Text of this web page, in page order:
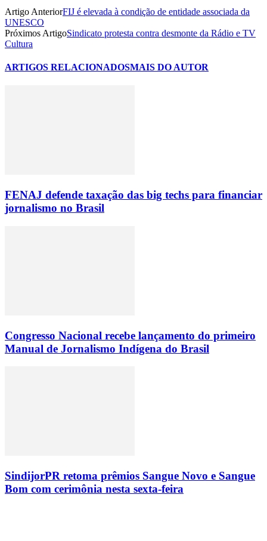
Artigo AnteriorFIJ é elevada à condição de entidade associada da
UNESCO
Próximos ArtigoSindicato protesta contra desmonte da Rádio e TV
Cultura
ARTIGOS RELACIONADOSMAIS DO AUTOR
FENAJ defende taxação das big techs para financiar
jornalismo no Brasil
Congresso Nacional recebe lançamento do primeiro
Manual de Jornalismo Indígena do Brasil
SindijorPR retoma prêmios Sangue Novo e Sangue
Bom com cerimônia nesta sexta-feira